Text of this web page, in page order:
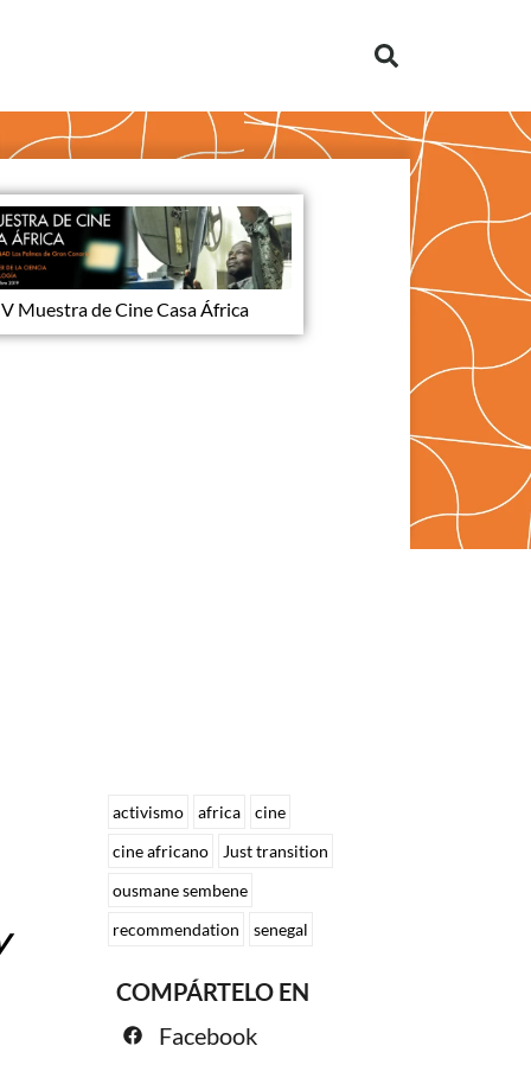
V Muestra de Cine Casa África
activismo africa
cine
cine africano
Just transition
ousmane sembene
recommendation
senegal
COMPÁRTELO EN
Facebook